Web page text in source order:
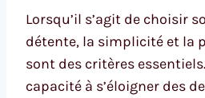
Lorsqu’il s’agit de choisir
détente, la simplicité et la
sont des critères
capacité à s’éloigner des